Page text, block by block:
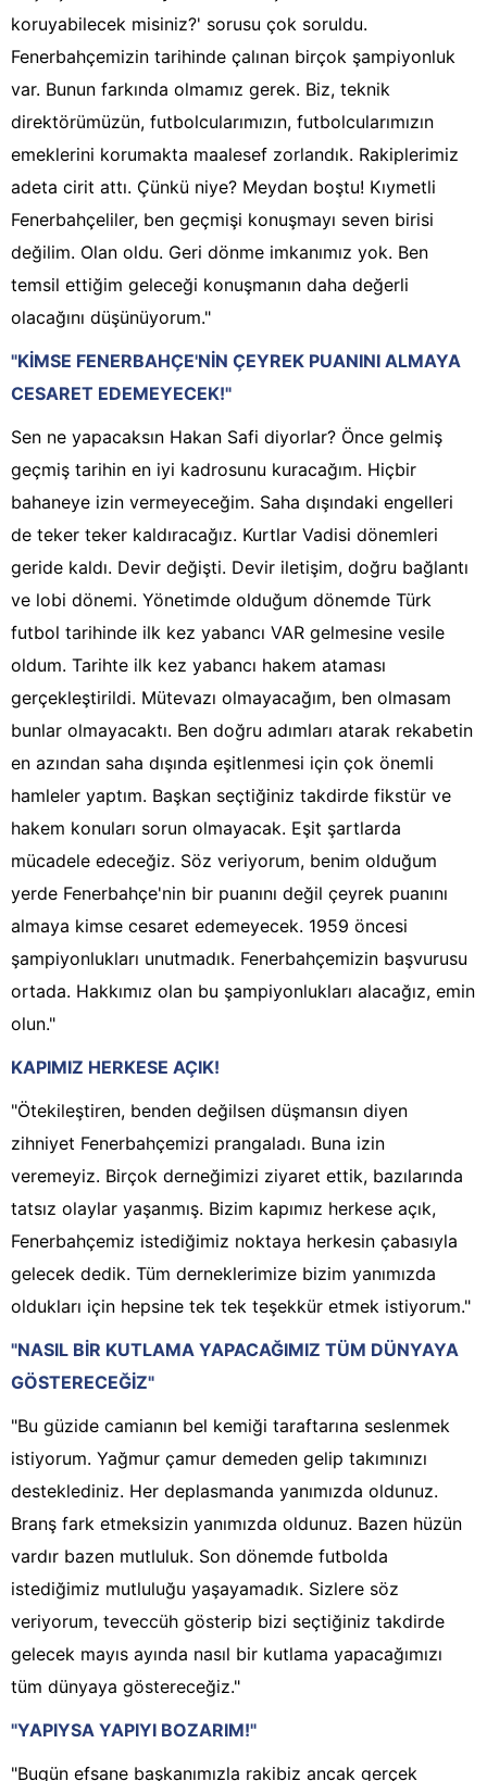
koruyabilecek misiniz?' sorusu çok soruldu.
Fenerbahçemizin tarihinde çalınan birçok şampiyonluk
var. Bunun farkında olmamız gerek. Biz, teknik
direktörümüzün, futbolcularımızın, futbolcularımızın
emeklerini korumakta maalesef zorlandık. Rakiplerimiz
adeta cirit attı. Çünkü niye? Meydan boştu! Kıymetli
Fenerbahçeliler, ben geçmişi konuşmayı seven birisi
değilim. Olan oldu. Geri dönme imkanımız yok. Ben
temsil ettiğim geleceği konuşmanın daha değerli
olacağını düşünüyorum."
"KİMSE FENERBAHÇE'NİN ÇEYREK PUANINI ALMAYA
CESARET EDEMEYECEK!"
Sen ne yapacaksın Hakan Safi diyorlar? Önce gelmiş
geçmiş tarihin en iyi kadrosunu kuracağım. Hiçbir
bahaneye izin vermeyeceğim. Saha dışındaki engelleri
de teker teker kaldıracağız. Kurtlar Vadisi dönemleri
geride kaldı. Devir değişti. Devir iletişim, doğru bağlantı
ve lobi dönemi. Yönetimde olduğum dönemde Türk
futbol tarihinde ilk kez yabancı VAR gelmesine vesile
oldum. Tarihte ilk kez yabancı hakem ataması
gerçekleştirildi. Mütevazı olmayacağım, ben olmasam
bunlar olmayacaktı. Ben doğru adımları atarak rekabetin
en azından saha dışında eşitlenmesi için çok önemli
hamleler yaptım. Başkan seçtiğiniz takdirde fikstür ve
hakem konuları sorun olmayacak. Eşit şartlarda
mücadele edeceğiz. Söz veriyorum, benim olduğum
yerde Fenerbahçe'nin bir puanını değil çeyrek puanını
almaya kimse cesaret edemeyecek. 1959 öncesi
şampiyonlukları unutmadık. Fenerbahçemizin başvurusu
ortada. Hakkımız olan bu şampiyonlukları alacağız, emin
olun."
KAPIMIZ HERKESE AÇIK!
"Ötekileştiren, benden değilsen düşmansın diyen
zihniyet Fenerbahçemizi prangaladı. Buna izin
veremeyiz. Birçok derneğimizi ziyaret ettik, bazılarında
tatsız olaylar yaşanmış. Bizim kapımız herkese açık,
Fenerbahçemiz istediğimiz noktaya herkesin çabasıyla
gelecek dedik. Tüm derneklerimize bizim yanımızda
oldukları için hepsine tek tek teşekkür etmek istiyorum."
"NASIL BİR KUTLAMA YAPACAĞIMIZ TÜM DÜNYAYA
GÖSTERECEĞİZ"
"Bu güzide camianın bel kemiği taraftarına seslenmek
istiyorum. Yağmur çamur demeden gelip takımınızı
desteklediniz. Her deplasmanda yanımızda oldunuz.
Branş fark etmeksizin yanımızda oldunuz. Bazen hüzün
vardır bazen mutluluk. Son dönemde futbolda
istediğimiz mutluluğu yaşayamadık. Sizlere söz
veriyorum, teveccüh gösterip bizi seçtiğiniz takdirde
gelecek mayıs ayında nasıl bir kutlama yapacağımızı
tüm dünyaya göstereceğiz."
"YAPIYSA YAPIYI BOZARIM!"
"Bugün efsane başkanımızla rakibiz ancak gerçek